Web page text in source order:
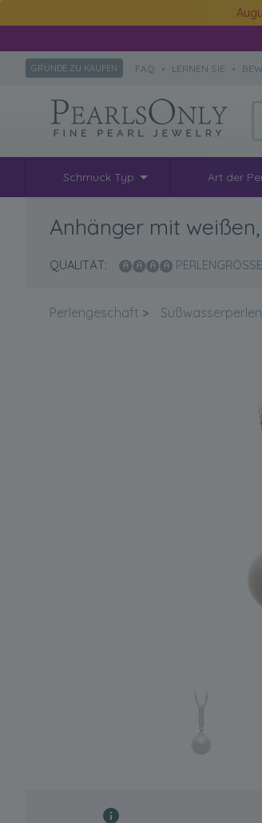
GRÜNDE ZU KAUFEN FAQ • LERNEN SIE •
Schmuck Typ Art der
Anhänger mit
QUALITÄT:
Perlengeschäft > Süßwasserperlen